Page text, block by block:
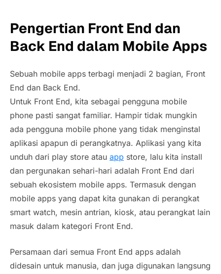
Pengertian Front End dan
Back End dalam Mobile Apps
Sebuah mobile apps terbagi menjadi 2 bagian, Front
End dan Back End.
Untuk Front End, kita sebagai pengguna mobile
phone pasti sangat familiar. Hampir tidak mungkin
ada pengguna mobile phone yang tidak menginstal
aplikasi apapun di perangkatnya. Aplikasi yang kita
unduh dari play store atau app store, lalu kita install
dan pergunakan sehari-hari adalah Front End dari
sebuah ekosistem mobile apps. Termasuk dengan
mobile apps yang dapat kita gunakan di perangkat
smart watch, mesin antrian, kiosk, atau perangkat lain
masuk dalam kategori Front End.
Persamaan dari semua Front End apps adalah
didesain untuk manusia, dan juga digunakan langsung